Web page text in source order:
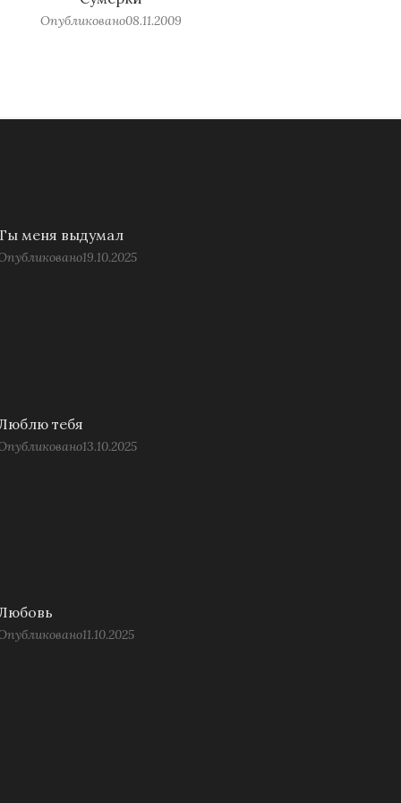
Опубликовано08.11.2009
меня выдумал
19.10.2025
тебя
13.10.2025
11.10.2025